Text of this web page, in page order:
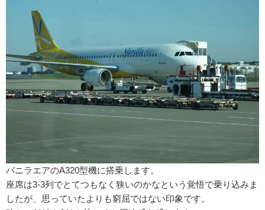
バニラエアのA320型機に搭乗します。
座席は3-3列でとてつもなく狭いのかなという覚悟で乗り込みま
したが、思っていたよりも窮屈ではない印象です。